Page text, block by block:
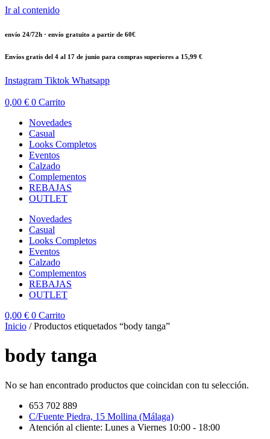
Ir al contenido
envío 24/72h · envío gratuito a partir de 60€
Envíos gratis del 4 al 17 de junio para compras superiores a 15,99 €
Instagram Tiktok Whatsapp
0,00 € 0 Carrito
Novedades
Casual
Looks Completos
Eventos
Calzado
Complementos
REBAJAS
OUTLET
Novedades
Casual
Looks Completos
Eventos
Calzado
Complementos
REBAJAS
OUTLET
0,00 € 0 Carrito
Inicio / Productos etiquetados “body tanga”
body tanga
No se han encontrado productos que coincidan con tu selección.
653 702 889
C/Fuente Piedra, 15 Mollina (Málaga)
Atención al cliente: Lunes a Viernes 10:00 - 18:00